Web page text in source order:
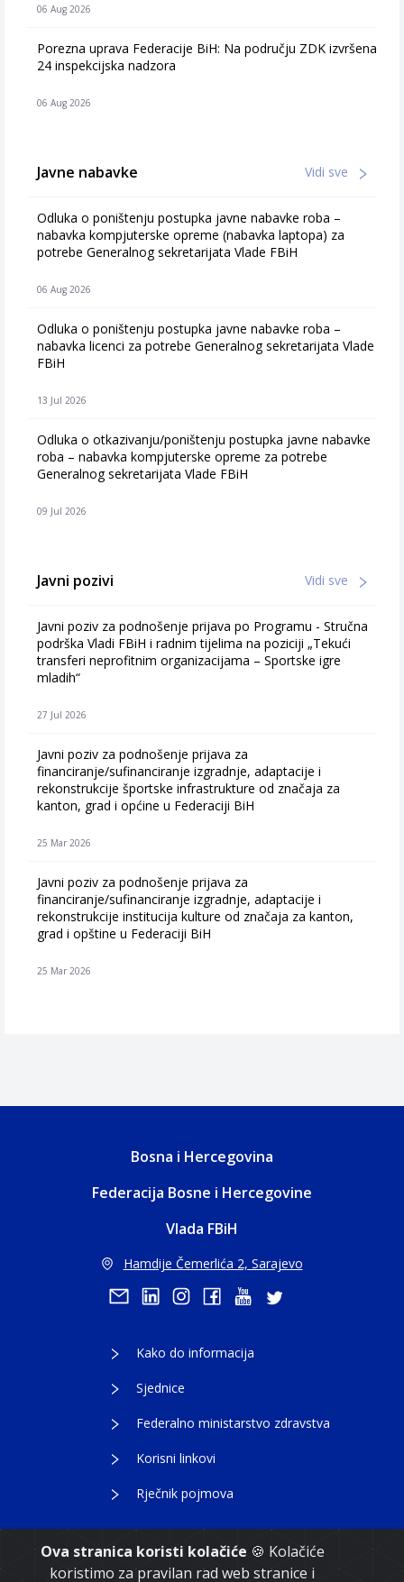
Ova stranica koristi kolačiće 🍪 Kolačiće
koristimo za pravilan rad web stranice i
06 Aug 2026
Porezna uprava Federacije BiH: Na području ZDK izvršena
24 inspekcijska nadzora
06 Aug 2026
Javne nabavke Vidi sve
Odluka o poništenju postupka javne nabavke roba –
nabavka kompjuterske opreme (nabavka laptopa) za
potrebe Generalnog sekretarijata Vlade FBiH
06 Aug 2026
Odluka o poništenju postupka javne nabavke roba –
nabavka licenci za potrebe Generalnog sekretarijata Vlade
FBiH
13 Jul 2026
Odluka o otkazivanju/poništenju postupka javne nabavke
roba – nabavka kompjuterske opreme za potrebe
Generalnog sekretarijata Vlade FBiH
09 Jul 2026
Javni pozivi Vidi sve
Javni poziv za podnošenje prijava po Programu - Stručna
podrška Vladi FBiH i radnim tijelima na poziciji „Tekući
transferi neprofitnim organizacijama – Sportske igre
mladih“
27 Jul 2026
Javni poziv za podnošenje prijava za
financiranje/sufinanciranje izgradnje, adaptacije i
rekonstrukcije športske infrastrukture od značaja za
kanton, grad i općine u Federaciji BiH
25 Mar 2026
Javni poziv za podnošenje prijava za
financiranje/sufinanciranje izgradnje, adaptacije i
rekonstrukcije institucija kulture od značaja za kanton,
grad i opštine u Federaciji BiH
25 Mar 2026
Bosna i Hercegovina
Federacija Bosne i Hercegovine
Vlada FBiH
Hamdije Čemerlića 2, Sarajevo
Kako do informacija
Sjednice
Federalno ministarstvo zdravstva
Korisni linkovi
Rječnik pojmova